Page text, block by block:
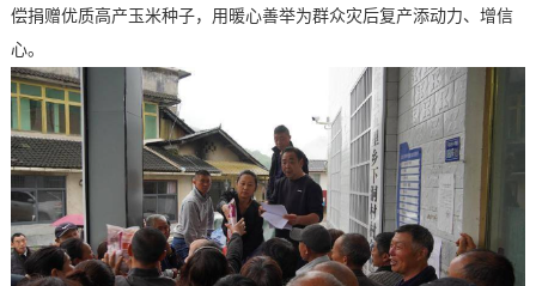
偿捐赠优质高产玉米种子，用暖心善举为群众灾后复产添动力、增信
心。